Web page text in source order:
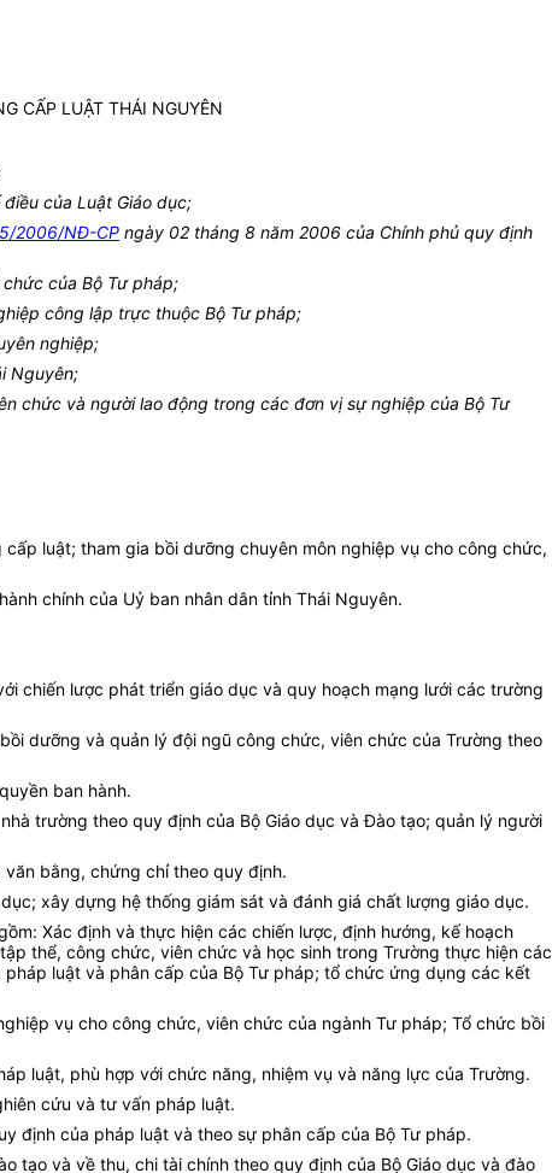
CẤP LUẬT THÁI NGUYÊN
của Luật Giáo dục;
2006/NĐ-CP ngày 02 tháng 8 năm 2006 của Chính phủ quy định
của Bộ Tư pháp;
công lập trực thuộc Bộ Tư pháp;
nghiệp;
Nguyên;
chức và người lao động trong các đơn vị sự nghiệp của Bộ Tư
luật; tham gia bồi dưỡng chuyên môn nghiệp vụ cho công chức,
chính của Uỷ ban nhân dân tỉnh Thái Nguyên.
chiến lược phát triển giáo dục và quy hoạch mạng lưới các trường
dưỡng và quản lý đội ngũ công chức, viên chức của Trường theo
ban hành.
trường theo quy định của Bộ Giáo dục và Đào tạo; quản lý người
bằng, chứng chỉ theo quy định.
xây dựng hệ thống giám sát và đánh giá chất lượng giáo dục.
Xác định và thực hiện các chiến lược, định hướng, kế hoạch
thể, công chức, viên chức và học sinh trong Trường thực hiện các
luật và phân cấp của Bộ Tư pháp; tổ chức ứng dụng các kết
vụ cho công chức, viên chức của ngành Tư pháp; Tổ chức bồi
luật, phù hợp với chức năng, nhiệm vụ và năng lực của Trường.
cứu và tư vấn pháp luật.
định của pháp luật và theo sự phân cấp của Bộ Tư pháp.
tạo và về thu, chi tài chính theo quy định của Bộ Giáo dục và đào